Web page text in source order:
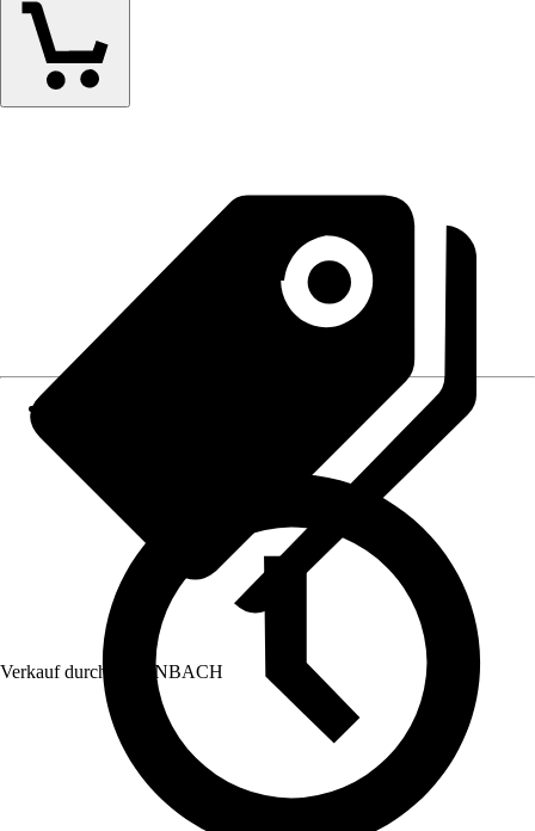
Verkauf durch: HORNBACH